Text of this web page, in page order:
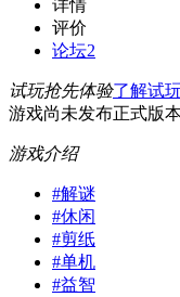
详情
评价
论坛2
试玩抢先体验了解试
游戏尚未发布正式版
游戏介绍
#解谜
#休闲
#剪纸
#单机
#益智